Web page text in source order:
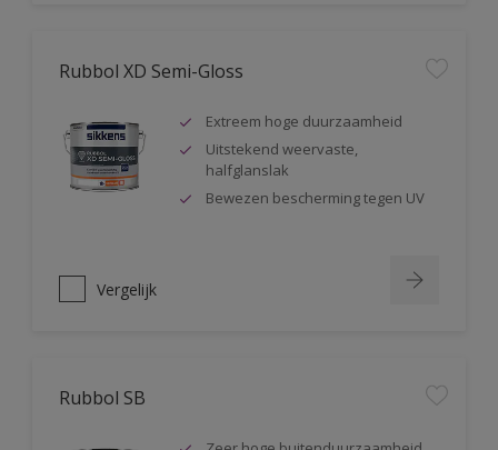
Rubbol XD Semi-Gloss
Extreem hoge duurzaamheid
Uitstekend weervaste,
halfglanslak
Bewezen bescherming tegen UV
Vergelijk
Rubbol SB